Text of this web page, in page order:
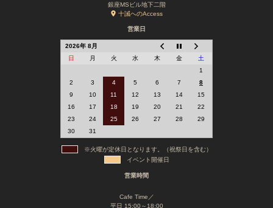
銀座MSビル地下二階
十誡へのAccess
営業日
2026年 8月
日
月 火 水 木 金
土
1
2
3 4 5 6 7
8
9
10 11 12 13 14
15
16
17 18 19 20 21
22
23
24 25 26 27 28
29
30
31
※火曜が定休日となります。（祝祭日を含む）
イベント開催日
営業時間
Cafe Time／
平日 15:00～18:00